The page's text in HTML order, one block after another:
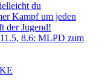
du
Kampf um jeden
der Jugend!
8.6: MLPD zum